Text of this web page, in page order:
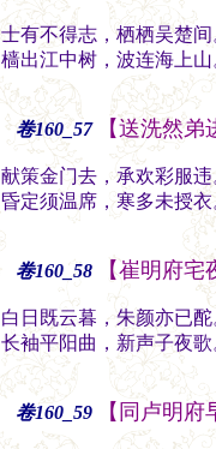
士有不得志，栖栖吴楚
樯出江中树，波连海上
卷160_57 【送洗然
献策金门去，承欢彩服
昏定须温席，寒多未授
卷160_58 【崔明府
白日既云暮，朱颜亦已
长袖平阳曲，新声子夜
卷160_59 【同卢明